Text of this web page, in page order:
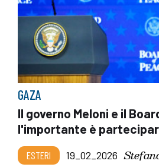
GAZA
Il governo Meloni e il
l'importante è
ESTERI 19_02_2026